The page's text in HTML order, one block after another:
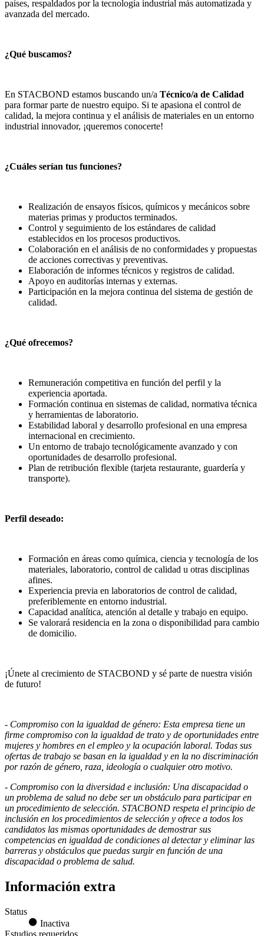
países, respaldados por la tecnología industrial más automatizada y
avanzada del mercado.
¿Qué buscamos?
En STACBOND estamos buscando un/a Técnico/a de Calidad
para formar parte de nuestro equipo. Si te apasiona el control de
calidad, la mejora continua y el análisis de materiales en un entorno
industrial innovador, ¡queremos conocerte!
¿Cuáles serían tus funciones?
Realización de ensayos físicos, químicos y mecánicos sobre
materias primas y productos terminados.
Control y seguimiento de los estándares de calidad
establecidos en los procesos productivos.
Colaboración en el análisis de no conformidades y propuestas
de acciones correctivas y preventivas.
Elaboración de informes técnicos y registros de calidad.
Apoyo en auditorías internas y externas.
Participación en la mejora continua del sistema de gestión de
calidad.
¿Qué ofrecemos?
Remuneración competitiva en función del perfil y la
experiencia aportada.
Formación continua en sistemas de calidad, normativa técnica
y herramientas de laboratorio.
Estabilidad laboral y desarrollo profesional en una empresa
internacional en crecimiento.
Un entorno de trabajo tecnológicamente avanzado y con
oportunidades de desarrollo profesional.
Plan de retribución flexible (tarjeta restaurante, guardería y
transporte).
Perfil deseado:
Formación en áreas como química, ciencia y tecnología de los
materiales, laboratorio, control de calidad u otras disciplinas
afines.
Experiencia previa en laboratorios de control de calidad,
preferiblemente en entorno industrial.
Capacidad analítica, atención al detalle y trabajo en equipo.
Se valorará residencia en la zona o disponibilidad para cambio
de domicilio.
¡Únete al crecimiento de STACBOND y sé parte de nuestra visión
de futuro!
- Compromiso con la igualdad de género: Esta empresa tiene un
firme compromiso con la igualdad de trato y de oportunidades entre
mujeres y hombres en el empleo y la ocupación laboral. Todas sus
ofertas de trabajo se basan en la igualdad y en la no discriminación
por razón de género, raza, ideología o cualquier otro motivo.
- Compromiso con la diversidad e inclusión: Una discapacidad o
un problema de salud no debe ser un obstáculo para participar en
un procedimiento de selección. STACBOND respeta el principio de
inclusión en los procedimientos de selección y ofrece a todos los
candidatos las mismas oportunidades de demostrar sus
competencias en igualdad de condiciones al detectar y eliminar las
barreras y obstáculos que puedas surgir en función de una
discapacidad o problema de salud.
Información extra
Status
Inactiva
Estudios requeridos